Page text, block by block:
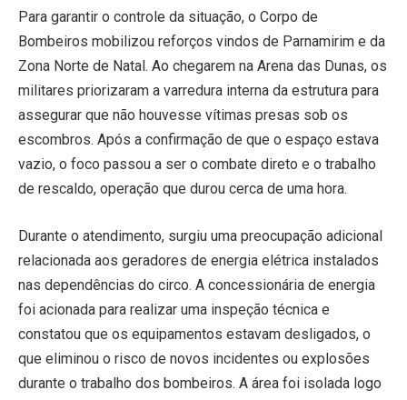
Para garantir o controle da situação, o Corpo de
Bombeiros mobilizou reforços vindos de Parnamirim e da
Zona Norte de Natal. Ao chegarem na Arena das Dunas, os
militares priorizaram a varredura interna da estrutura para
assegurar que não houvesse vítimas presas sob os
escombros. Após a confirmação de que o espaço estava
vazio, o foco passou a ser o combate direto e o trabalho
de rescaldo, operação que durou cerca de uma hora.
Durante o atendimento, surgiu uma preocupação adicional
relacionada aos geradores de energia elétrica instalados
nas dependências do circo. A concessionária de energia
foi acionada para realizar uma inspeção técnica e
constatou que os equipamentos estavam desligados, o
que eliminou o risco de novos incidentes ou explosões
durante o trabalho dos bombeiros. A área foi isolada logo